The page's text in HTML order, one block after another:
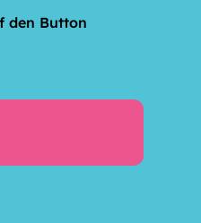
den Button